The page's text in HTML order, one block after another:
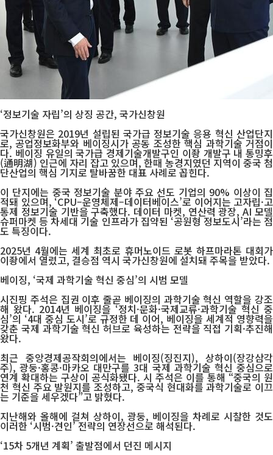
‘정보기술 자립’의 상징 공간, 국가신창원
국가신창원은 2019년 설립된 국가급 정보기술 응용 혁신 산업단지
로, 공업정보화부와 베이징시가 공동 조성한 핵심 과학기술 거점이
다. 베이징 유일의 국가급 경제기술개발구인 이좡 개발구 내 통밍후
(通明湖) 인근에 자리 잡고 있으며, 한때 농경지였던 지역이 중국 첨
단산업의 핵심 기지로 탈바꿈한 대표 사례로 꼽힌다.
이 단지에는 중국 정보기술 분야 주요 선도 기업의 90% 이상이 집
적돼 있으며, ‘CPU–운영체제–데이터베이스’로 이어지는 고자립·고
통제 정보기술 기반을 구축했다. 데이터 마켓, 연산력 광장, AI 모델
슈퍼마켓 등 차세대 기술 인프라가 집약된 ‘공원형 정보도시’라는 점
도 특징이다.
2025년 4월에는 세계 최초로 휴머노이드 로봇 하프마라톤 대회가
이좡에서 열렸고, 결승점 역시 국가신창원에 설치돼 주목을 받았다.
베이징, ‘국제 과학기술 혁신 중심’의 시범 모델
시진핑 주석은 집권 이후 줄곧 베이징의 과학기술 혁신 역할을 강조
해 왔다. 2014년 베이징을 ‘정치·문화·국제교류·과학기술 혁신 중
심’의 ‘4대 중심 도시’로 규정한 데 이어, 베이징을 세계적 영향력을
갖춘 국제 과학기술 혁신 허브로 육성하는 전략을 직접 기획·추진해
왔다.
최근 중앙경제공작회의에서는 베이징(징진지), 상하이(장강삼각
주), 광둥·홍콩·마카오 대만구를 3대 국제 과학기술 혁신 중심으로
연계 확대하는 구상이 공식화됐다. 시 주석은 이를 통해 “중국의 원
천 혁신 주요 발원지를 조성하고, 중국식 현대화를 과학기술로 이끄
는 기준을 세우겠다”고 밝혔다.
지난해와 올해에 걸쳐 상하이, 광둥, 베이징을 차례로 시찰한 것도
이러한 ‘시범·견인’ 전략의 연장선으로 해석된다.
‘15차 5개년 계획’ 출발점에서 던진 메시지